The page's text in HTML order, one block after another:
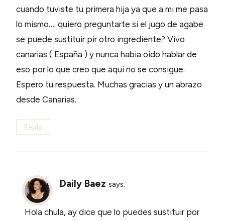
cuando tuviste tu primera hija ya que a mi me pasa
lo mismo…. quiero preguntarte si el jugo de agabe
se puede sustituir pir otro ingrediente? Vivo
canarias ( España ) y nunca habia oido hablar de
eso por lo que creo que aquí no se consigue.
Espero tu respuesta. Muchas gracias y un abrazo
desde Canarias.
Reply
Daily Baez says:
Hola chula, ay dice que lo puedes sustituir por